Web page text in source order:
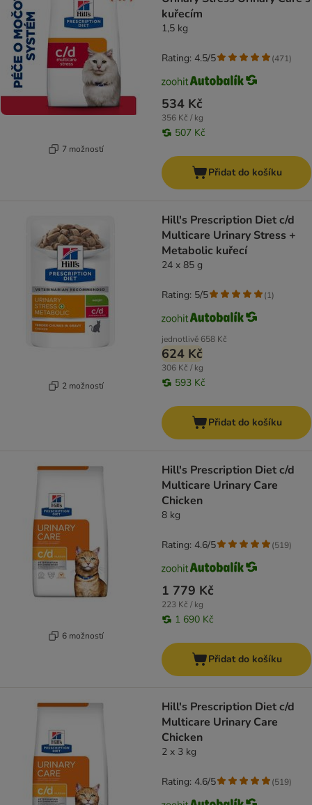
7 možností
kuřecím
1,5 kg
534 Kč
356 Kč / kg
507 Kč
Rating: 4.5/5 (471)
Přidat do košíku
2 možností
Hill's Prescription Diet c/d
Multicare Urinary Stress +
Metabolic kuřecí
24 x 85 g
jednotlivě 658 Kč
624 Kč
306 Kč / kg
593 Kč
Rating: 5/5 (1)
Přidat do košíku
6 možností
Hill's Prescription Diet c/d
Multicare Urinary Care
Chicken
8 kg
1 779 Kč
223 Kč / kg
1 690 Kč
Rating: 4.6/5 (519)
Přidat do košíku
Hill's Prescription Diet c/d
Multicare Urinary Care
Chicken
2 x 3 kg
Rating: 4.6/5 (519)